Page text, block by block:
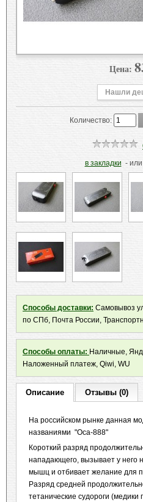
Цена:
Нашли
Количество:
в закладки -
Способы доставки: Самовывоз
по СПб, Почта России,
Способы оплаты: Наличные,
Наложенный платеж, Qiwi, WU
Описание Отзывы (0)
На российском рынке данная
названиями "Оса-888"
Короткий разряд
нападающего, вызывает у него
мышц и отбивает желание для
Разряд средней
тетанические судороги